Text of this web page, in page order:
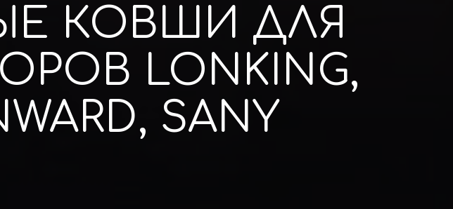
КОВШИ ДЛЯ
LONKING,
SANY